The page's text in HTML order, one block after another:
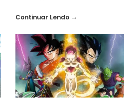
Continuar Lendo→